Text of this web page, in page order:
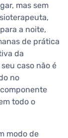
mas sem
a noite,
de prática
da
caso não é
no
todo o
modo de